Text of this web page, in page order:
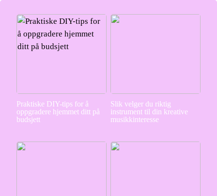
Praktiske DIY-tips for å
oppgradere hjemmet ditt på
budsjett
Slik velger du riktig
instrument til din kreative
musikkinteresse